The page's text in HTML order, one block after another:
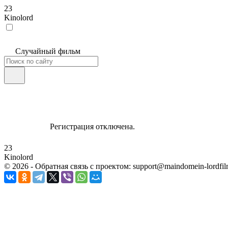
23
Kinolord
Случайный фильм
Регистрация отключена.
23
Kinolord
© 2026 - Обратная связь с проектом: support@maindomein-